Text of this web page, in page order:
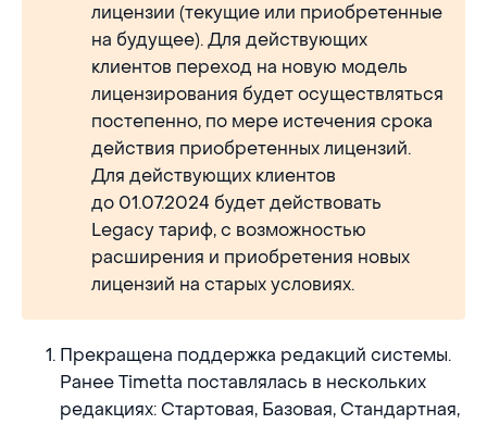
лицензии (текущие или приобретенные
на будущее). Для действующих
клиентов переход на новую модель
лицензирования будет осуществляться
постепенно, по мере истечения срока
действия приобретенных лицензий.
Для действующих клиентов
до 01.07.2024 будет действовать
Legacy тариф, с возможностью
расширения и приобретения новых
лицензий на старых условиях.
Прекращена поддержка редакций системы.
Ранее Timetta поставлялась в нескольких
редакциях: Стартовая, Базовая, Стандартная,